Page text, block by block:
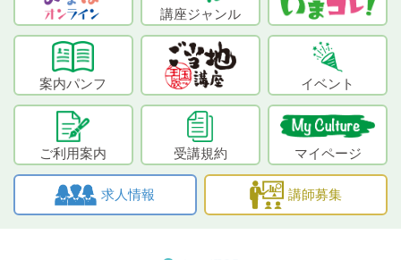
講座ジャンル
案内パンフ イベント
ご利用案内 受講規約 マイページ
求人情報 講師募集